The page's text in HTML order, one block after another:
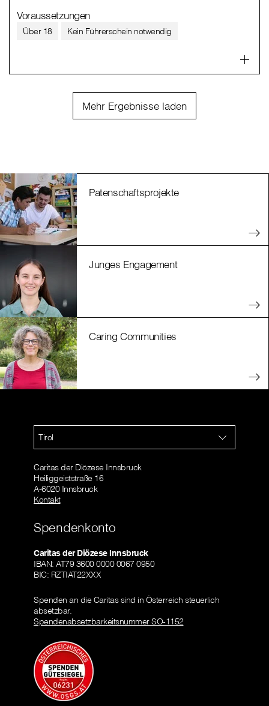
Voraussetzungen
Über 18 Kein Führerschein notwendig
Mehr Ergebnisse laden
Patenschaftsprojekte
Junges Engagement
Caring Communities
Tirol
Caritas der Diözese Innsbruck
Heiliggeiststraße 16
A-6020 Innsbruck
Kontakt
Spendenkonto
Caritas der Diözese Innsbruck
IBAN: AT79 3600 0000 0067 0950
BIC: RZTIAT22XXX
Spenden an die Caritas sind in Österreich steuerlich
absetzbar.
Spendenabsetzbarkeitsnummer SO-1152